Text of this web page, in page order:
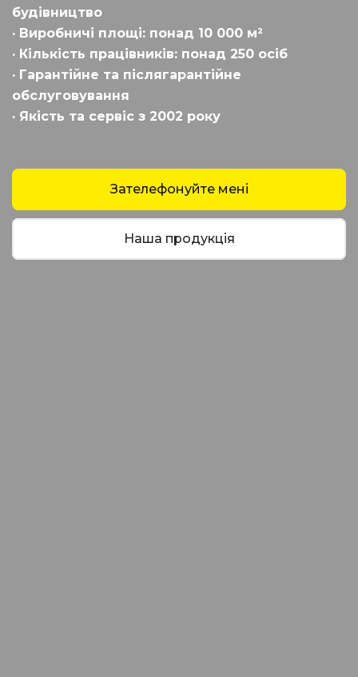
будівництво
· Виробничі площі: понад 10 000 м²
· Кількість працівників: понад 250 осіб
· Гарантійне та післягарантійне
обслуговування
· Якість та сервіс з 2002 року
Зателефонуйте мені
Наша продукція